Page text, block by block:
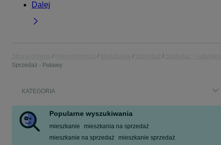
Dalej
Sprzedaż - Puławy
KATEGORIA
Popularne wyszukiwania
mieszkanie
mieszkania na sprzedaż
mieszkanie na sprzedaż
mieszkanie sprzedaż